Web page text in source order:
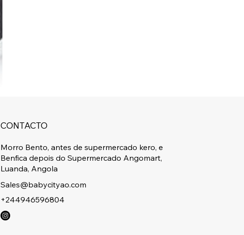
CONTACTO
Morro Bento, antes de supermercado kero, e
Benfica depois do Supermercado Angomart,
Luanda, Angola
Sales@babycityao.com
+244946596804